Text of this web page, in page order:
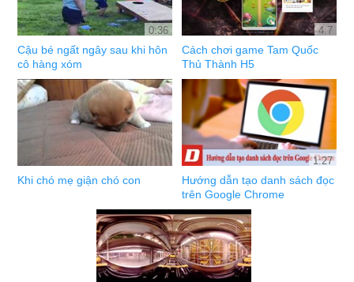
0:36
Cậu bé ngất ngây sau khi hôn
cô hàng xóm
4:7
Cách chơi game Tam Quốc
Thủ Thành H5
Khi chó mẹ giận chó con
1:27
Hướng dẫn tạo danh sách đọc
trên Google Chrome